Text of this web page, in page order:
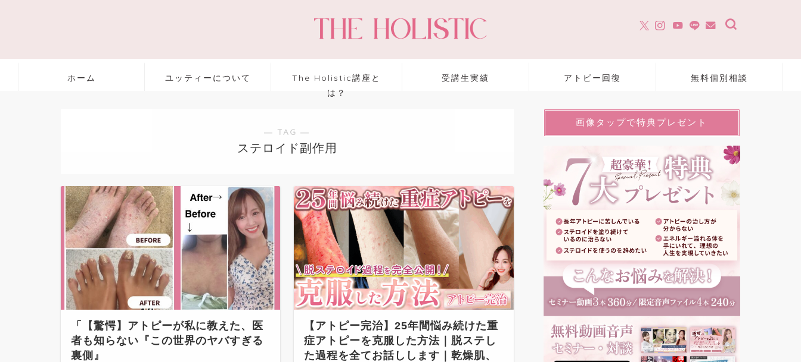
ホーム ユッティーについて
The Holistic講座と
は？
受講生実績 アトピー回復 無料個別相談
― TAG ―
ステロイド副作用
「【驚愕】アトピーが私に教えた、医
者も知らない『この世界のヤバすぎる
裏側』
【アトピー完治】25年間悩み続けた重
症アトピーを克服した方法｜脱ステし
た過程を全てお話しします｜乾燥肌、
画像タップで特典プレゼント